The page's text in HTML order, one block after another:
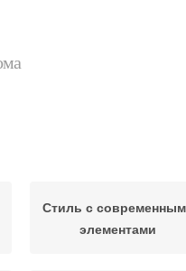
Стиль с
элементами